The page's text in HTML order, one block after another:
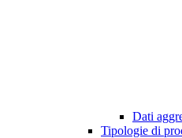
Dati
Tipologie di